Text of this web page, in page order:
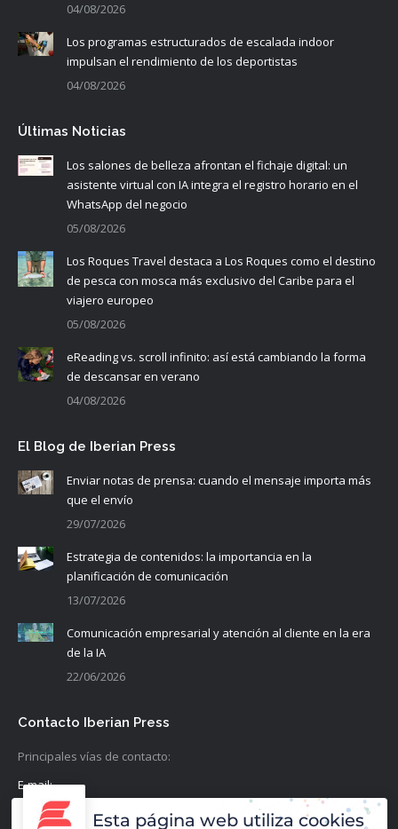
04/08/2026
Los programas estructurados de escalada indoor
impulsan el rendimiento de los deportistas
04/08/2026
Últimas Noticias
Los salones de belleza afrontan el fichaje digital: un
asistente virtual con IA integra el registro horario en el
WhatsApp del negocio
05/08/2026
Los Roques Travel destaca a Los Roques como el destino
de pesca con mosca más exclusivo del Caribe para el
viajero europeo
05/08/2026
eReading vs. scroll infinito: así está cambiando la forma
de descansar en verano
04/08/2026
El Blog de Iberian Press
Enviar notas de prensa: cuando el mensaje importa más
que el envío
29/07/2026
Estrategia de contenidos: la importancia en la
planificación de comunicación
13/07/2026
Comunicación empresarial y atención al cliente en la era
de la IA
22/06/2026
Contacto Iberian Press
Principales vías de contacto:
E-mail:
info@iberianpress.es
Esta página web utiliza cookies